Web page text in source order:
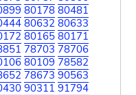
80178 80481
80632 80633
80165 80171
78703 78706
80109 78582
78673 90563
90311 91794